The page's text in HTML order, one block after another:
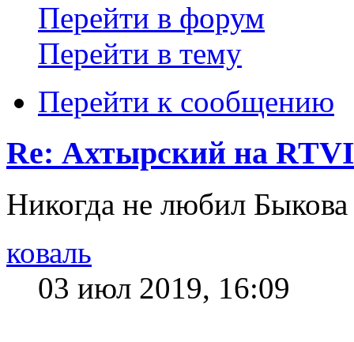
Перейти в форум
Перейти в тему
Перейти к сообщению
Re: Ахтырский на RTVI
Никогда не любил
коваль
03 июл 2019, 16:09